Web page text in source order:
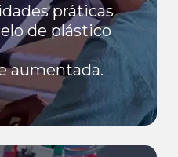
práticas
de plástico
aumentada.